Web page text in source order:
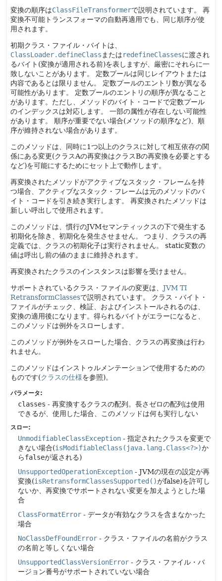
変換の順序はClassFileTransformerで説明されています。
再
変換不可能トランスフォーマの自動再適用でも、同じ順序が使
用されます。
初期クラス・ファイル・バイトは、
ClassLoader.defineClass またはredefineClassesに渡され
るバイト(変換が適用される前)を表しますが、厳密にそれらに一
致しないことがあります。
定数プールは同じレイアウトまたは
内容であるとは限りません。
定数プールのエントリ数が異なる
可能性があります。
定数プールのエントリの順序が異なること
があります。ただし、メソッドのバイト・コードで定数プール
のインデックスは対応します。
一部の属性が存在しない可能性
があります。
順序が重要でない場合(メソッドの順序など)、順
序が維持されない場合があります。
このメソッドは、同時に1つ以上のクラスに対して相互依存の関
係にある変更(クラスAの再変換はクラスBの再変換を必要とする
など)を可能にするためにセット上で動作します。
再変換されたメソッドがアクティブなスタック・フレームを持
つ場合、アクティブなスタック・フレームは元のメソッドのバ
イト・コードを引き続き実行します。
再変換されたメソッドは
新しい呼出しで使用されます。
このメソッドは、慣行のJVMセマンティックスの下で発生する
初期化を除き、初期化を発生させません。
つまり、クラスの再
定義では、クラスの初期化子は実行されません。
static変数の
値は呼出し前の値のままに維持されます。
再変換されたクラスのインスタンスは影響を受けません。
サポートされているクラス・ファイルの変更は、 JVM TI
RetransformClassesで説明されています。
クラス・バイト・
ファイルがチェック、検証、およびインストールされるのは、
変換の適用後になります。得られるバイトがエラーになると、
このメソッドは例外をスローします。
このメソッドが例外をスローした場合、クラスの再変換は行わ
れません。
このメソッドはインストゥルメンテーションで使用するための
ものです(クラスの仕様を参照)。
パラメータ:
classes - 再変換するクラスの配列。長さゼロの配列は使用
できるが、使用した場合、このメソッドは何も実行しない
スロー:
UnmodifiableClassException - 指定されたクラスを変更で
きない場合(isModifiableClass(java.lang.Class<?>)か
らfalseが返される)
UnsupportedOperationException - JVMの現在の設定が再
変換(isRetransformClassesSupported()がfalse)を許可し
ないか、再変換でサポートされない変更を加えようとした場
合
ClassFormatError - データが有効なクラスを含まなかった
場合
NoClassDefFoundError - クラス・ファイルの名前がクラス
の名前と等しくない場合
UnsupportedClassVersionError - クラス・ファイル・バ
ージョン番号がサポートされていない場合